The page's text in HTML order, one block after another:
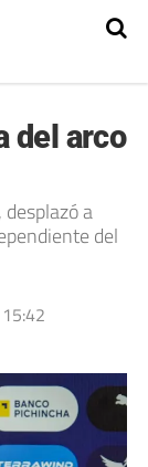
del arco
a
del